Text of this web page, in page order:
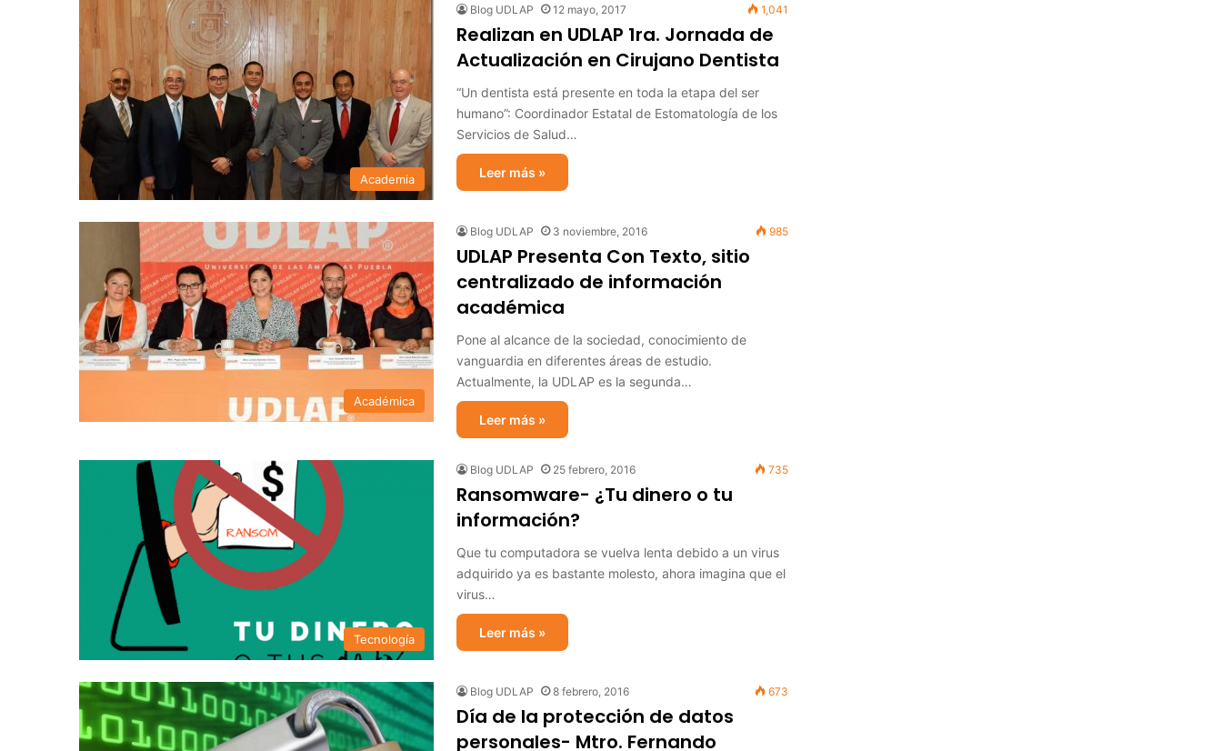
Academia
Blog UDLAP 12 mayo, 2017 1,041
Realizan en UDLAP 1ra. Jornada de
Actualización en Cirujano Dentista
“Un dentista está presente en toda la etapa del ser
humano”: Coordinador Estatal de Estomatología de los
Servicios de Salud…
Leer más »
Académica
Blog UDLAP 3 noviembre, 2016 985
UDLAP Presenta Con Texto, sitio
centralizado de información
académica
Pone al alcance de la sociedad, conocimiento de
vanguardia en diferentes áreas de estudio.
Actualmente, la UDLAP es la segunda…
Leer más »
Tecnología
Blog UDLAP 25 febrero, 2016 735
Ransomware- ¿Tu dinero o tu
información?
Que tu computadora se vuelva lenta debido a un virus
adquirido ya es bastante molesto, ahora imagina que el
virus…
Leer más »
Blog UDLAP 8 febrero, 2016 673
Día de la protección de datos
personales- Mtro. Fernando